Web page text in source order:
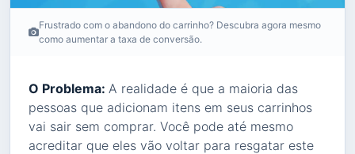
Frustrado com o abandono do carrinho? Descubra agora mesmo
como aumentar a taxa de conversão.
O Problema: A realidade é que a maioria das
pessoas que adicionam itens em seus carrinhos
vai sair sem comprar. Você pode até mesmo
acreditar que eles vão voltar para resgatar este